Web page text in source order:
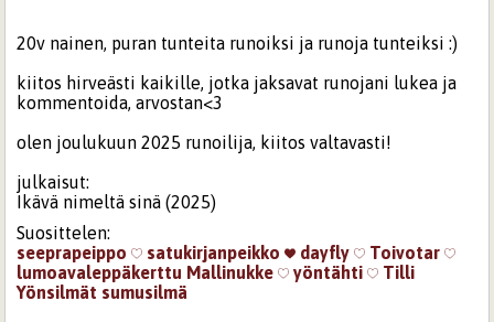
20v nainen, puran tunteita runoiksi ja runoja tunteiksi :)
kiitos hirveästi kaikille, jotka jaksavat runojani lukea ja
kommentoida, arvostan<3
olen joulukuun 2025 runoilija, kiitos valtavasti!
julkaisut:
Ikävä nimeltä sinä (2025)
Suosittelen:
seeprapeippo
satukirjanpeikko dayfly
Toivotar
lumoavaleppäkerttu Mallinukke yöntähti
Tilli
Yönsilmät sumusilmä